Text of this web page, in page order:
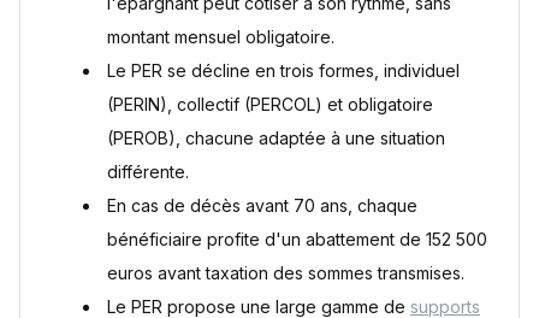
Sourcesmontant mensuel obligatoire.
Le PER se décline en trois formes, individuel
(PERIN), collectif (PERCOL) et obligatoire
(PEROB), chacune adaptée à une situation
différente.
En cas de décès avant 70 ans, chaque
bénéficiaire profite d'un abattement de 152 500
euros avant taxation des sommes transmises.
Le PER propose une large gamme de supports